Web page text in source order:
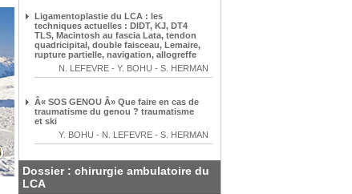
Ligamentoplastie du LCA : les
techniques actuelles : DIDT, KJ, DT4
TLS, Macintosh au fascia Lata, tendon
quadricipital, double faisceau, Lemaire,
rupture partielle, navigation, allogreffe
N. LEFEVRE - Y. BOHU - S. HERMAN
Â« SOS GENOU Â» Que faire en cas de
traumatisme du genou ? traumatisme
et ski
Y. BOHU - N. LEFEVRE - S. HERMAN
Dossier : chirurgie ambulatoire du
LCA